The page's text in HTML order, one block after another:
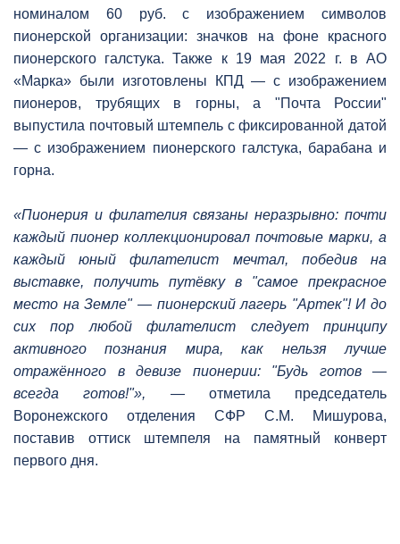
номиналом 60 руб. с изображением символов
пионерской организации: значков на фоне красного
пионерского галстука. Также к 19 мая 2022 г. в АО
«Марка» были изготовлены КПД — с изображением
пионеров, трубящих в горны, а "Почта России"
выпустила почтовый штемпель с фиксированной датой
— с изображением пионерского галстука, барабана и
горна.
«Пионерия и филателия связаны неразрывно: почти
каждый пионер коллекционировал почтовые марки, а
каждый юный филателист мечтал, победив на
выставке, получить путёвку в "самое прекрасное
место на Земле" — пионерский лагерь "Артек"! И до
сих пор любой филателист следует принципу
активного познания мира, как нельзя лучше
отражённого в девизе пионерии: "Будь готов —
всегда готов!"», — отметила председатель
Воронежского отделения СФР С.М. Мишурова,
поставив оттиск штемпеля на памятный конверт
первого дня.